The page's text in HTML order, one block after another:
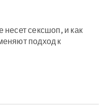
сексшоп, и как
подход к